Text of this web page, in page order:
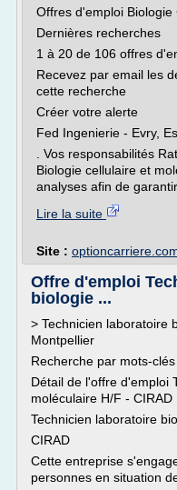
Offres d'emploi
Dernières recherches
1 à 20 de 106 offres
Recevez par email les
cette recherche
Créer votre alerte
Fed Ingenierie - Evry,
. Vos responsabilités
Biologie cellulaire et
analyses afin de
Lire la suite
Site :
Offre d'emploi
biologie ...
> Technicien laboratoire
Montpellier
Recherche par mots-clés
Détail de l'offre d'emploi
moléculaire H/F - CIRAD
Technicien laboratoire
CIRAD
Cette entreprise
personnes en situation